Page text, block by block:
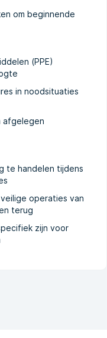
om beginnende
(PPE)
in noodsituaties
afgelegen
te handelen tijdens
operaties van
terug
zijn voor